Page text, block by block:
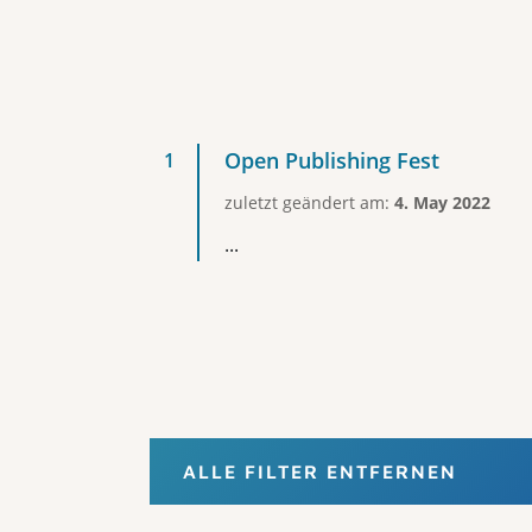
Open Publishing Fest
zuletzt geändert am: 4. May 2022
...
ALLE FILTER ENTFERNEN